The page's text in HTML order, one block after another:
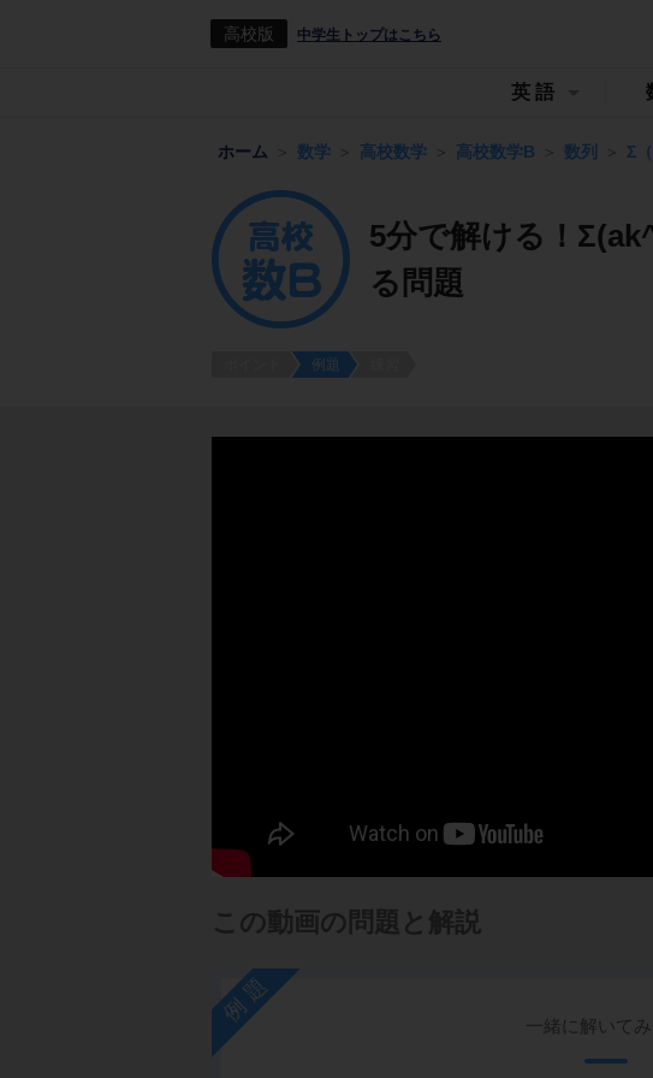
高校版 中学生トップはこちら
英語
ホーム 数学 高校数学 高校数学B 数列 Σ
5分で解ける！
る問題
例題
この動画の問題と解説
例題 一緒に解いて